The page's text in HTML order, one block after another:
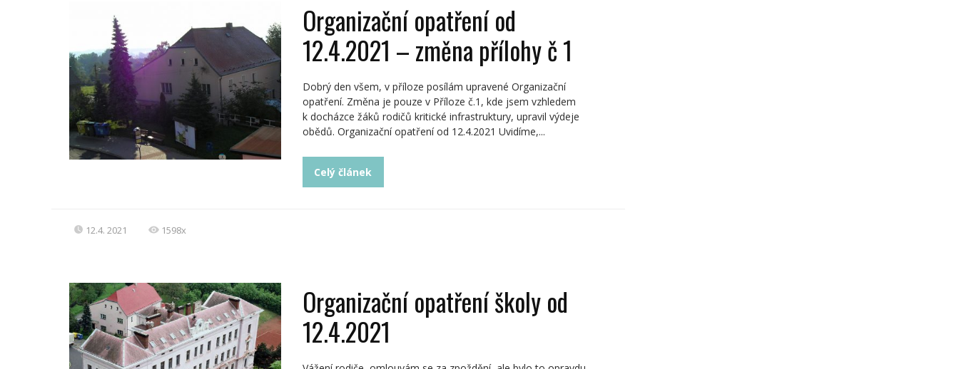
Organizační opatření od
12.4.2021 – změna přílohy č 1
Dobrý den všem, v příloze posílám upravené Organizační
opatření. Změna je pouze v Příloze č.1, kde jsem vzhledem
k docházce žáků rodičů kritické infrastruktury, upravil výdeje
obědů. Organizační opatření od 12.4.2021 Uvidíme,...
Celý článek
12.4. 2021 1598x
Organizační opatření školy od
12.4.2021